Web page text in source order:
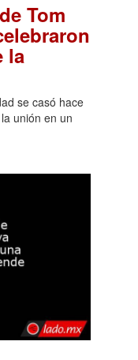
Tom
la
se casó hace
unión en un